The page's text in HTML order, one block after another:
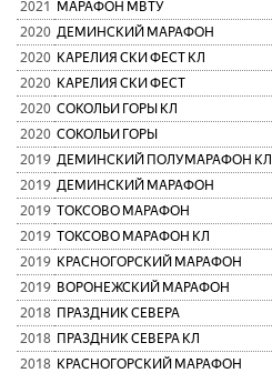
2021 МАРАФОН МВТУ
2020 ДЕМИНСКИЙ МАРАФОН
2020 КАРЕЛИЯ СКИ ФЕСТ КЛ
2020 КАРЕЛИЯ СКИ ФЕСТ
2020 СОКОЛЬИ ГОРЫ КЛ
2020 СОКОЛЬИ ГОРЫ
2019 ДЕМИНСКИЙ ПОЛУМАРАФОН КЛ
2019 ДЕМИНСКИЙ МАРАФОН
2019 ТОКСОВО МАРАФОН
2019 ТОКСОВО МАРАФОН КЛ
2019 КРАСНОГОРСКИЙ МАРАФОН
2019 ВОРОНЕЖСКИЙ МАРАФОН
2018 ПРАЗДНИК СЕВЕРА
2018 ПРАЗДНИК СЕВЕРА КЛ
2018 КРАСНОГОРСКИЙ МАРАФОН